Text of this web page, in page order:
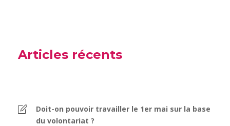
Articles récents
Doit-on pouvoir travailler le 1er mai sur la base
du volontariat ?